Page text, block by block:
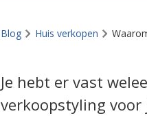
Blog Huis verkopen
Je hebt er vast
verkoopstyling voor